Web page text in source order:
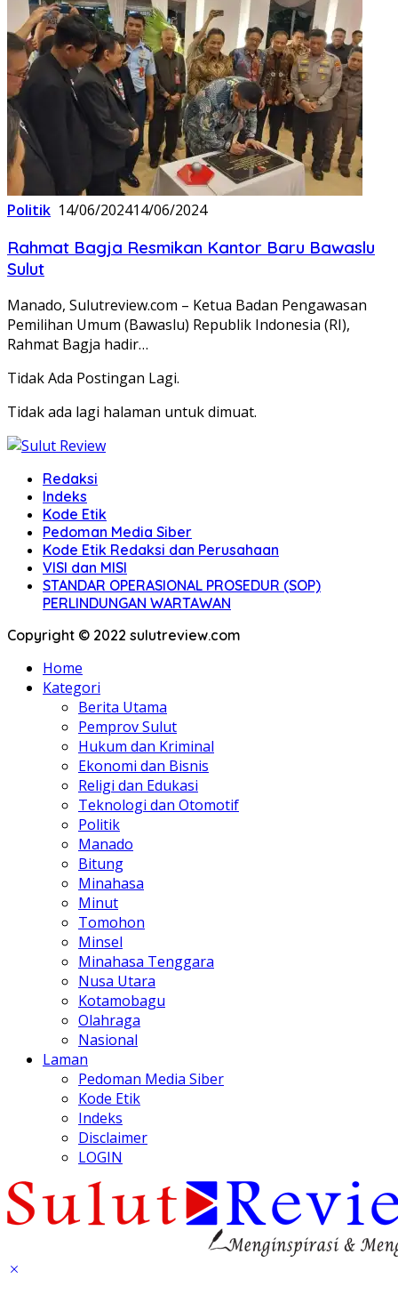
Politik 14/06/202414/06/2024
Rahmat Bagja Resmikan Kantor Baru Bawaslu
Sulut
Manado, Sulutreview.com – Ketua Badan Pengawasan
Pemilihan Umum (Bawaslu) Republik Indonesia (RI),
Rahmat Bagja hadir…
Tidak Ada Postingan Lagi.
Tidak ada lagi halaman untuk dimuat.
Redaksi
Indeks
Kode Etik
Pedoman Media Siber
Kode Etik Redaksi dan Perusahaan
VISI dan MISI
STANDAR OPERASIONAL PROSEDUR (SOP)
PERLINDUNGAN WARTAWAN
Copyright © 2022 sulutreview.com
Home
Kategori
Berita Utama
Pemprov Sulut
Hukum dan Kriminal
Ekonomi dan Bisnis
Religi dan Edukasi
Teknologi dan Otomotif
Politik
Manado
Bitung
Minahasa
Minut
Tomohon
Minsel
Minahasa Tenggara
Nusa Utara
Kotamobagu
Olahraga
Nasional
Laman
Pedoman Media Siber
Kode Etik
Indeks
Disclaimer
LOGIN